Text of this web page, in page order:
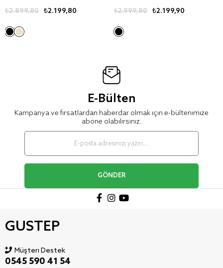
₺2.199,80
₺2.899,80
₺2.199,90
₺2.999,80
E-Bülten
Kampanya ve fırsatlardan haberdar olmak için e-bültenimize
abone olabilirsiniz.
GÖNDER
GUSTEP
Müşteri Destek
0545 590 41 54